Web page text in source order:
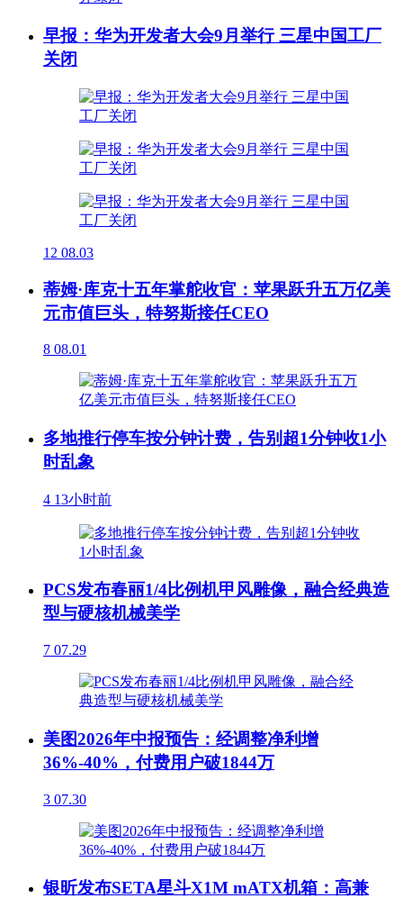
早报：华为开发者大会9月举行 三星中国工厂
关闭
12 08.03
蒂姆·库克十五年掌舵收官：苹果跃升五万亿美
元市值巨头，特努斯接任CEO
8 08.01
多地推行停车按分钟计费，告别超1分钟收1小
时乱象
4 13小时前
PCS发布春丽1/4比例机甲风雕像，融合经典造
型与硬核机械美学
7 07.29
美图2026年中报预告：经调整净利增
36%-40%，付费用户破1844万
3 07.30
银昕发布SETA星斗X1M mATX机箱：高兼